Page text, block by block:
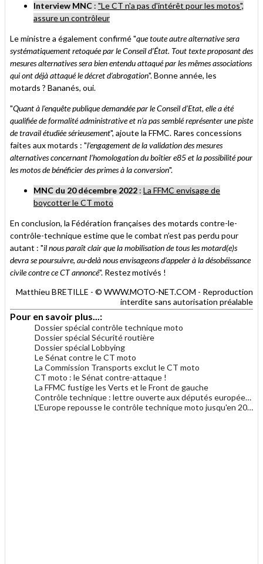
Interview MNC : "Le CT n'a pas d'intérêt pour les motos",
assure un contrôleur
Le ministre a également confirmé "que toute autre alternative sera
systématiquement retoquée par le Conseil d’État. Tout texte proposant des
mesures alternatives sera bien entendu attaqué par les mêmes associations
qui ont déjà attaqué le décret d’abrogation". Bonne année, les
motards ? Bananés, oui.
"Quant à l’enquête publique demandée par le Conseil d’Etat, elle a été
qualifiée de formalité administrative et n’a pas semblé représenter une piste
de travail étudiée sérieusement", ajoute la FFMC. Rares concessions
faites aux motards : "l’engagement de la validation des mesures
alternatives concernant l’homologation du boîtier e85 et la possibilité pour
les motos de bénéficier des primes à la conversion".
MNC du 20 décembre 2022 : La FFMC envisage de
boycotter le CT moto
En conclusion, la Fédération françaises des motards contre-le-
contrôle-technique estime que le combat n’est pas perdu pour
autant : "il nous paraît clair que la mobilisation de tous les motard(e)s
devra se poursuivre, au-delà nous envisageons d’appeler à la désobéissance
civile contre ce CT annoncé". Restez motivés !
Matthieu BRETILLE - © WWW.MOTO-NET.COM - Reproduction
interdite sans autorisation préalable
Pour en savoir plus...:
Dossier spécial contrôle technique moto
Dossier spécial Sécurité routière
Dossier spécial Lobbying
Le Sénat contre le CT moto
La Commission Transports exclut le CT moto
CT moto : le Sénat contre-attaque !
La FFMC fustige les Verts et le Front de gauche
Contrôle technique : lettre ouverte aux députés européens
L'Europe repousse le contrôle technique moto jusqu'en 2022